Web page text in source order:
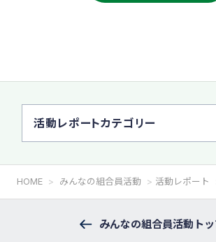
活動レポートカテゴリー
HOME みんなの組合員活動 活動レポート
みんなの組合員活動ト